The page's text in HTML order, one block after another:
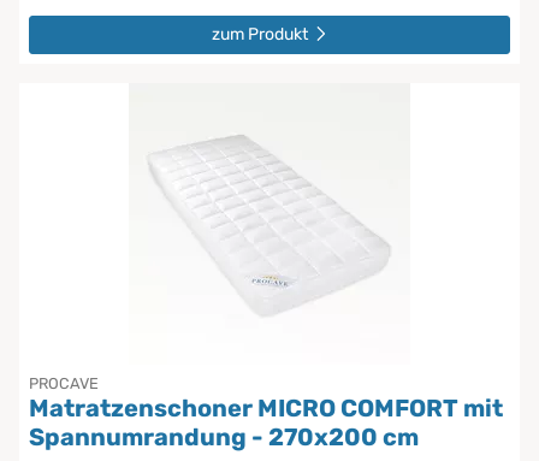
zum Produkt
PROCAVE
Matratzenschoner MICRO COMFORT mit
Spannumrandung - 270x200 cm